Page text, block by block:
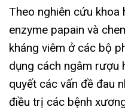
Theo nghiên cứu khoa
enzyme papain và
kháng viêm ở các bộ
dụng cách ngâm rượu
quyết các vấn đề đau
điều trị các bệnh